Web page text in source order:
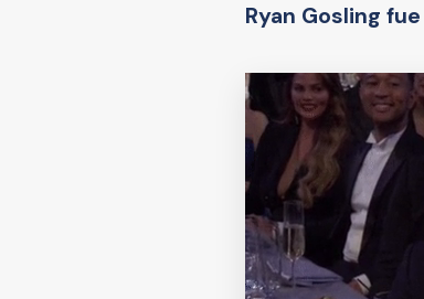
Ryan Gosling